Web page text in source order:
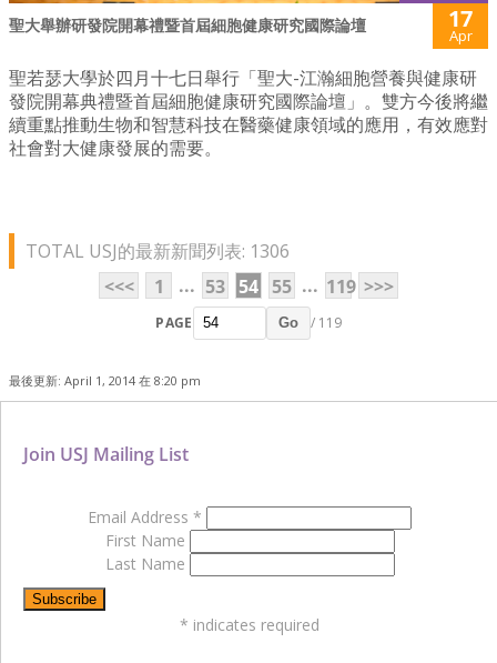
聖大舉辦研發院開幕禮暨首屆細胞健康研究國際論壇 17
Apr
聖若瑟大學於四月十七日舉行「聖大-江瀚細胞營養與健康研
發院開幕典禮暨首屆細胞健康研究國際論壇」。雙方今後將繼
續重點推動生物和智慧科技在醫藥健康領域的應用，有效應對
社會對大健康發展的需要。
TOTAL USJ的最新新聞列表: 1306
<<<
1 ... 53 54 55 ... 119 >>>
PAGE Go / 119
最後更新: April 1, 2014 在 8:20 pm
Join USJ Mailing List
Email Address *
First Name
Last Name
* indicates required